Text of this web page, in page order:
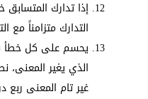
إذا تدارك المتسابق
التدارك متزامناً مع
يحسم على كل خطأ
الذي يغير
غير تام المعنى ربع